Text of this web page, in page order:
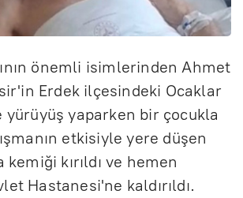
önemli isimlerinden Ahmet
Erdek ilçesindeki Ocaklar
yürüyüş yaparken bir çocukla
etkisiyle yere düşen
kırıldı ve hemen
Hastanesi'ne kaldırıldı.